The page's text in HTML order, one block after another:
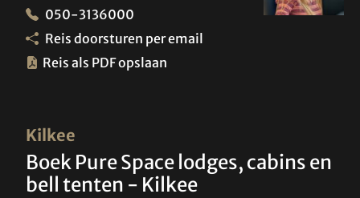
Kilkee
Boek Pure Space lodges, cabins en
bell tenten - Kilkee
050-3136000
Reis doorsturen per email
Reis als PDF opslaan